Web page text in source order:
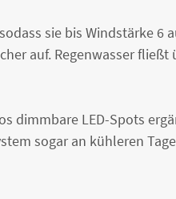
sie bis Windstärke 6
auf. Regenwasser fließt
dimmbare LED-Spots
sogar an kühleren